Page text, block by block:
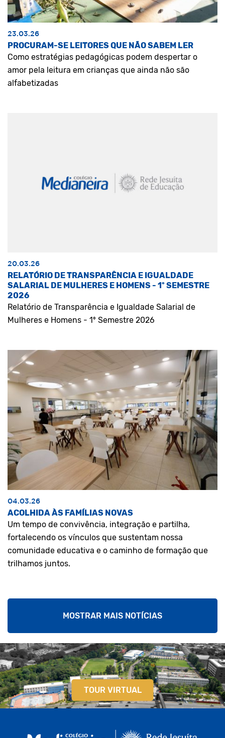
23.03.26
PROCURAM-SE LEITORES QUE NÃO SABEM LER
Como estratégias pedagógicas podem despertar o
amor pela leitura em crianças que ainda não são
alfabetizadas
20.03.26
RELATÓRIO DE TRANSPARÊNCIA E IGUALDADE
SALARIAL DE MULHERES E HOMENS - 1º SEMESTRE
2026
Relatório de Transparência e Igualdade Salarial de
Mulheres e Homens - 1º Semestre 2026
04.03.26
ACOLHIDA ÀS FAMÍLIAS NOVAS
Um tempo de convivência, integração e partilha,
fortalecendo os vínculos que sustentam nossa
comunidade educativa e o caminho de formação que
trilhamos juntos.
MOSTRAR MAIS NOTÍCIAS
TOUR VIRTUAL